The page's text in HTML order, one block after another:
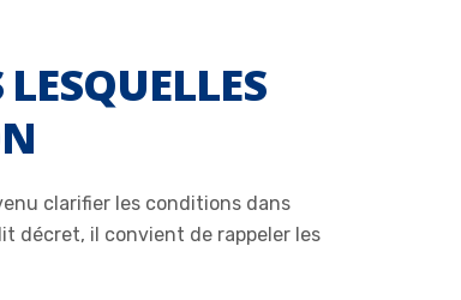
clarifier les conditions dans
décret, il convient de rappeler les